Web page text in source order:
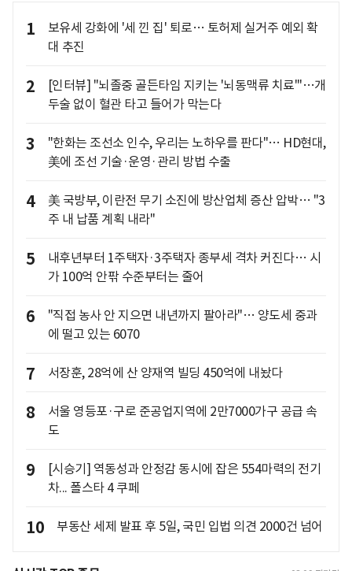
1
보유세 강화에 '세 낀 집' 퇴로… 토허제 실거주 예외 확
대 추진
2
[인터뷰] "뇌졸중 골든타임 지키는 '뇌동맥류 치료'"…개
두술 없이 혈관 타고 들어가 막는다
3
"한화는 조선소 인수, 우리는 노하우를 판다"… HD현대,
美에 조선 기술·운영·관리 방법 수출
4
美 국방부, 이란전 무기 소진에 방산업체 증산 압박… "3
주 내 납품 계획 내라"
5
내후년부터 1주택자·3주택자 종부세 격차 커진다… 시
가 100억 안팎 수준부터는 줄어
6
"직접 농사 안 지으면 내년까지 팔아라"… 양도세 중과
에 떨고 있는 6070
7 서장훈, 28억에 산 양재역 빌딩 450억에 내놨다
8
서울 영등포·구로 준공업지역에 2만7000가구 공급 속
도
9
[시승기] 역동성과 안정감 동시에 잡은 554마력의 전기
차... 폴스타 4 쿠페
10 부동산 세제 발표 후 5일, 국민 입법 의견 2000건 넘어